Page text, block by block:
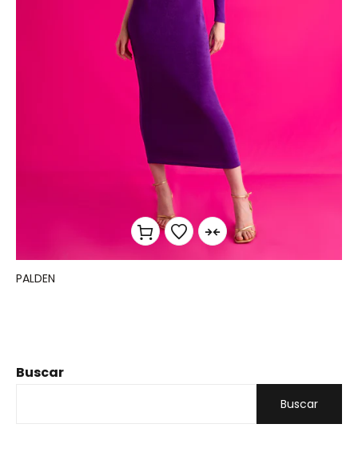
Buscar
Buscar
PALDEN